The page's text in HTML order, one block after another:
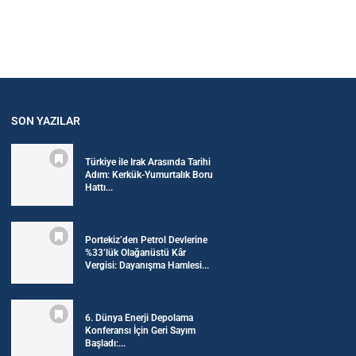
SON YAZILAR
Türkiye ile Irak Arasında Tarihi
Adım: Kerkük-Yumurtalık Boru
Hattı...
Portekiz’den Petrol Devlerine
%33’lük Olağanüstü Kâr
Vergisi: Dayanışma Hamlesi...
6. Dünya Enerji Depolama
Konferansı İçin Geri Sayım
Başladı:...